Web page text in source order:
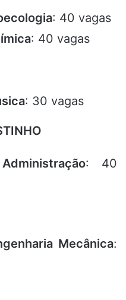
: 40 vagas
: 40 vagas
: 30 vagas
: 40
Mecânica: